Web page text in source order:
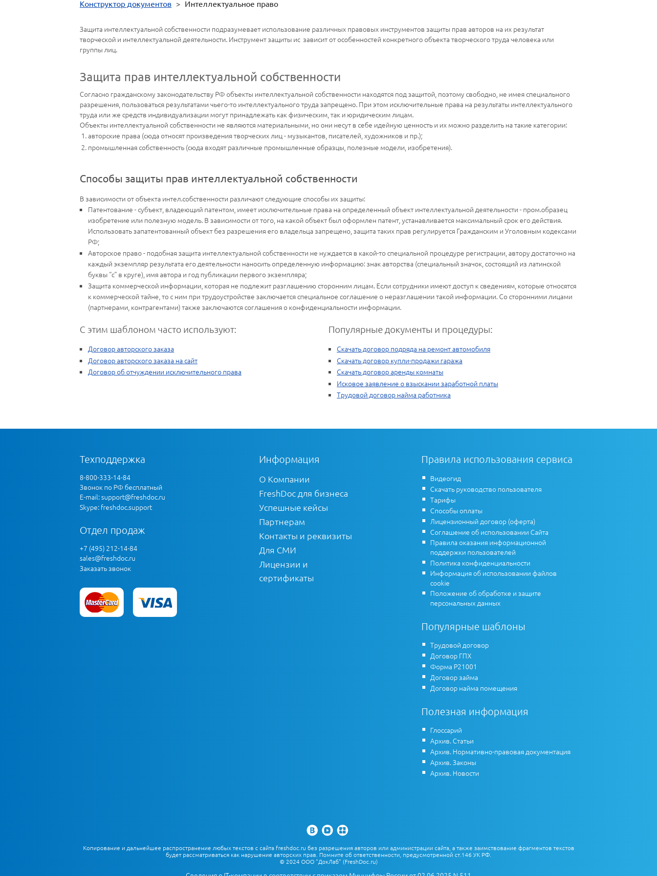
Конструктор документов > Интеллектуальное право
Защита интеллектуальной собственности подразумевает использование различных правовых инструментов защиты прав авторов на их результат
творческой и интеллектуальной деятельности. Инструмент защиты ис зависит от особенностей конкретного объекта творческого труда человека или
группы лиц.
Защита прав интеллектуальной собственности
Согласно гражданскому законодательству РФ объекты интеллектуальной собственности находятся под защитой, поэтому свободно, не имея специального
разрешения, пользоваться результатами чьего-то интеллектуального труда запрещено. При этом исключительные права на результаты интеллектуального
труда или же средств индивидуализации могут принадлежать как физическим, так и юридическим лицам.
Объекты интеллектуальной собственности не являются материальными, но они несут в себе идейную ценность и их можно разделить на такие категории:
авторские права (сюда относят произведения творческих лиц - музыкантов, писателей, художников и пр.);
промышленная собственность (сюда входят различные промышленные образцы, полезные модели, изобретения).
Способы защиты прав интеллектуальной собственности
В зависимости от объекта интел.собственности различают следующие способы их защиты:
Патентование - субъект, владеющий патентом, имеет исключительные права на определенный объект интеллектуальной деятельности - пром.образец
изобретение или полезную модель. В зависимости от того, на какой объект был оформлен патент, устанавливается максимальный срок его действия.
Использовать запатентованный объект без разрешения его владельца запрещено, защита таких прав регулируется Гражданским и Уголовным кодексами
РФ;
Авторское право - подобная защита интеллектуальной собственности не нуждается в какой-то специальной процедуре регистрации, автору достаточно на
каждый экземпляр результата его деятельности наносить определенную информацию: знак авторства (специальный значок, состоящий из латинской
буквы “с” в круге), имя автора и год публикации первого экземпляра;
Защита коммерческой информации, которая не подлежит разглашению сторонним лицам. Если сотрудники имеют доступ к сведениям, которые относятся
к коммерческой тайне, то с ним при трудоустройстве заключается специальное соглашение о неразглашении такой информации. Со сторонними лицами
(партнерами, контрагентами) также заключаются соглашения о конфиденциальности информации.
С этим шаблоном часто используют:
Договор авторского заказа
Договор авторского заказа на сайт
Договор об отчуждении исключительного права
Популярные документы и процедуры:
Скачать договор подряда на ремонт автомобиля
Скачать договор купли-продажи гаража
Скачать договор аренды комнаты
Исковое заявление о взыскании заработной платы
Трудовой договор найма работника
Техподдержка
8-800-333-14-84
Звонок по РФ бесплатный
E-mail:support@freshdoc.ru
Skype: freshdoc.support
Отдел продаж
+7 (495) 212-14-84
sales@freshdoc.ru
Заказать звонок
Информация
О Компании
FreshDoc для бизнеса
Успешные кейсы
Партнерам
Контакты и реквизиты
Для СМИ
Лицензии и
сертификаты
Правила использования сервиса
Видеогид
Скачать руководство пользователя
Тарифы
Способы оплаты
Лицензионный договор (оферта)
Соглашение об использовании Сайта
Правила оказания информационной
поддержки пользователей
Политика конфиденциальности
Информация об использовании файлов
cookie
Положение об обработке и защите
персональных данных
Популярные шаблоны
Трудовой договор
Договор ГПХ
Форма Р21001
Договор займа
Договор найма помещения
Полезная информация
Глоссарий
Архив. Статьи
Архив. Нормативно-правовая документация
Архив. Законы
Архив. Новости
Копирование и дальнейшее распространение любых текстов с сайта freshdoc.ru без разрешения авторов или администрации сайта, а также заимствование фрагментов текстов
будет рассматриваться как нарушение авторских прав. Помните об ответственности, предусмотренной ст.146 УК РФ.
© 2024 ООО "ДокЛаб" (FreshDoc.ru)